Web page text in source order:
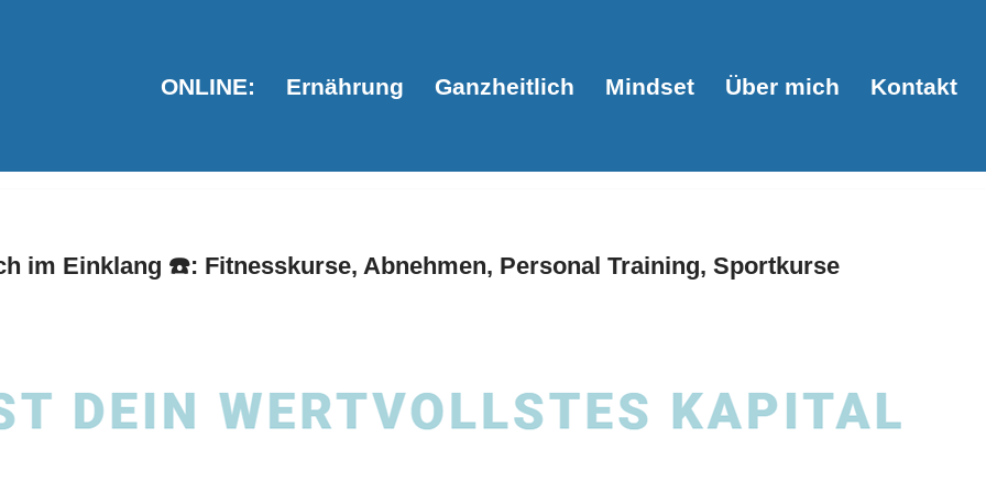
ONLINE: Ernährung Ganzheitlich Mindset Über mich Kontakt
im Einklang ☎️: Fitnesskurse, Abnehmen, Personal Training, Sportkurse